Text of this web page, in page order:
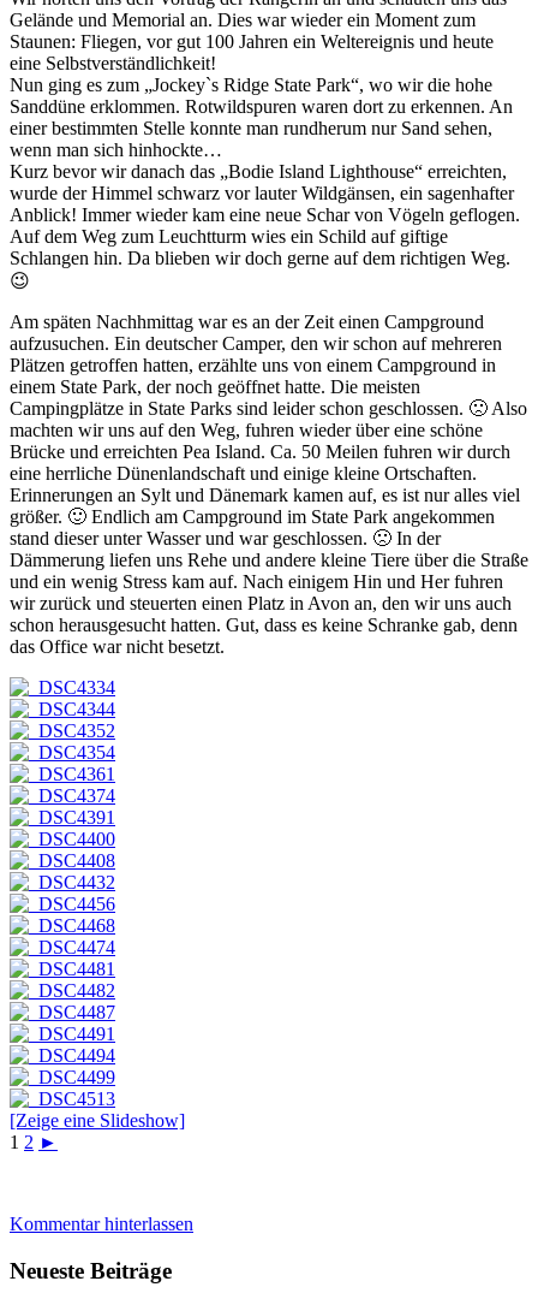
Gelände und Memorial an. Dies war wieder ein Moment zum
Staunen: Fliegen, vor gut 100 Jahren ein Weltereignis und heute
eine Selbstverständlichkeit!
Nun ging es zum „Jockey`s Ridge State Park“, wo wir die hohe
Sanddüne erklommen. Rotwildspuren waren dort zu erkennen. An
einer bestimmten Stelle konnte man rundherum nur Sand sehen,
wenn man sich hinhockte…
Kurz bevor wir danach das „Bodie Island Lighthouse“ erreichten,
wurde der Himmel schwarz vor lauter Wildgänsen, ein sagenhafter
Anblick! Immer wieder kam eine neue Schar von Vögeln geflogen.
Auf dem Weg zum Leuchtturm wies ein Schild auf giftige
Schlangen hin. Da blieben wir doch gerne auf dem richtigen Weg.
😉
Am späten Nachhmittag war es an der Zeit einen Campground
aufzusuchen. Ein deutscher Camper, den wir schon auf mehreren
Plätzen getroffen hatten, erzählte uns von einem Campground in
einem State Park, der noch geöffnet hatte. Die meisten
Campingplätze in State Parks sind leider schon geschlossen. 🙁 Also
machten wir uns auf den Weg, fuhren wieder über eine schöne
Brücke und erreichten Pea Island. Ca. 50 Meilen fuhren wir durch
eine herrliche Dünenlandschaft und einige kleine Ortschaften.
Erinnerungen an Sylt und Dänemark kamen auf, es ist nur alles viel
größer. 🙂 Endlich am Campground im State Park angekommen
stand dieser unter Wasser und war geschlossen. 🙁 In der
Dämmerung liefen uns Rehe und andere kleine Tiere über die Straße
und ein wenig Stress kam auf. Nach einigem Hin und Her fuhren
wir zurück und steuerten einen Platz in Avon an, den wir uns auch
schon herausgesucht hatten. Gut, dass es keine Schranke gab, denn
das Office war nicht besetzt.
[Zeige eine Slideshow]
1 2 ►
Kommentar hinterlassen
Neueste Beiträge